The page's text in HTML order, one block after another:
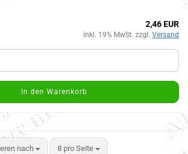
2,46 EUR
inkl. 19% MwSt. zzgl. Versand
In den Warenkorb
nach 8 pro Seite